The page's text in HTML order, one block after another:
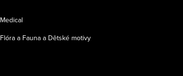
Medical
Flóra a Fauna a Dětské motivy